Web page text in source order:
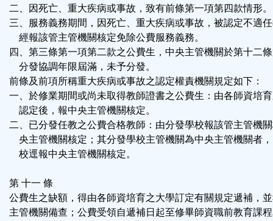
二、因死亡、重大疾病或事故，致有前條第一項第四款情形。
三、服務義務期間，因死亡、重大疾病或事故，被認定不適
經報該管主管機關核定免除公費服務義務。
四、第三條第一項第二款之公費生，中央主管機關於第十二
分發協調年限屆滿，未予分發。
前條及前項所稱重大疾病或事故之認定權責機關規定如下：
一、於修業期間或尚未取得教師證書之公費生：由各師資培
認定後，報中央主管機關核定。
二、已分發任教之公費合格教師：由分發學校報該管主管機
央主管機關核定；其分發學校主管機關為中央主管機關者
校逕報中央主管機關核定。
第 十一 條
公費生之缺額，得由各師資培育之大學訂定有關規定遞補，
主管機關備查；公費受領自遞補日起至修畢師資職前教育課